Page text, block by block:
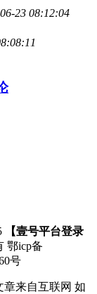
23 08:12:04
【壹号平台登录
鄂icp备
号
章来自互联网 如